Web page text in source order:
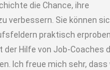
die Chance, ihre
verbessern. Sie können
praktisch
Hilfe von Job-Coaches
Ich freue mich sehr, dass